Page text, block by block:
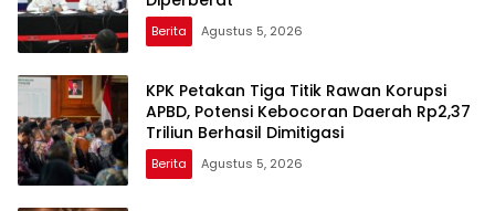
Berita Agustus 5, 2026
KPK Petakan Tiga Titik Rawan Korupsi
APBD, Potensi Kebocoran Daerah Rp2,37
Triliun Berhasil Dimitigasi
Berita Agustus 5, 2026